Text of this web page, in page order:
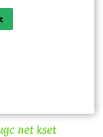
net kset